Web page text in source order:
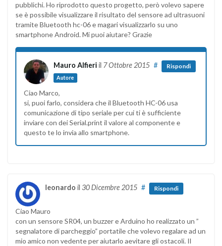
pubblichi. Ho riprodotto questo progetto, però volevo sapere
se è possibile visualizzare il risultato del sensore ad ultrasuoni
tramite Bluetooth hc-06 e magari visualizzarlo su uno
smartphone Android. Mi puoi aiutare? Grazie
Mauro Alfieri il 7 Ottobre 2015
Autore
# Rispondi
Ciao Marco,
si, puoi farlo, considera che il Bluetooth HC-06 usa
comunicazione di tipo seriale per cui ti è sufficiente
inviare con dei Serial.print il valore al componente e
questo te lo invia allo smartphone.
leonardo il 30 Dicembre 2015 # Rispondi
Ciao Mauro
con un sensore SR04, un buzzer e Arduino ho realizzato un ”
segnalatore di parcheggio” portatile che volevo regalare ad un
mio amico non vedente per aiutarlo aevitare gli ostacoli. Il